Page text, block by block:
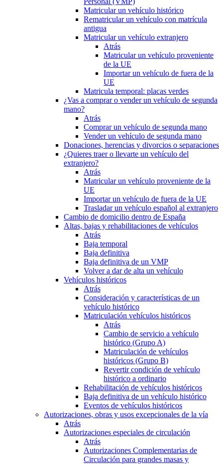
Matricular un vehículo histórico
Rematricular un vehículo con matrícula
antigua
Matricular un vehículo extranjero
Atrás
Matricular un vehículo proveniente
de la UE
Importar un vehículo de fuera de la
UE
Matricula temporal: placas verdes
¿Vas a comprar o vender un vehículo de segunda
mano?
Atrás
Comprar un vehículo de segunda mano
Vender un vehículo de segunda mano
Donaciones, herencias y divorcios o separaciones
¿Quieres traer o llevarte un vehículo del
extranjero?
Atrás
Matricular un vehículo proveniente de la
UE
Importar un vehículo de fuera de la UE
Trasladar un vehículo español al extranjero
Cambio de domicilio dentro de España
Altas, bajas y rehabilitaciones de vehículos
Atrás
Baja temporal
Baja definitiva
Baja definitiva de un VMP
Volver a dar de alta un vehículo
Vehículos históricos
Atrás
Consideración y características de un
vehículo histórico
Matriculación vehículos históricos
Atrás
Cambio de servicio a vehículo
histórico (Grupo A)
Matriculación de vehículos
históricos (Grupo B)
Revertir condición de vehículo
histórico a ordinario
Rehabilitación de vehículos históricos
Baja definitiva de un vehículo histórico
Eventos de vehículos históricos
Autorizaciones, obras y usos excepcionales de la vía
Atrás
Autorizaciones especiales de circulación
Atrás
Autorizaciones Complementarias de
Circulación para grandes masas y